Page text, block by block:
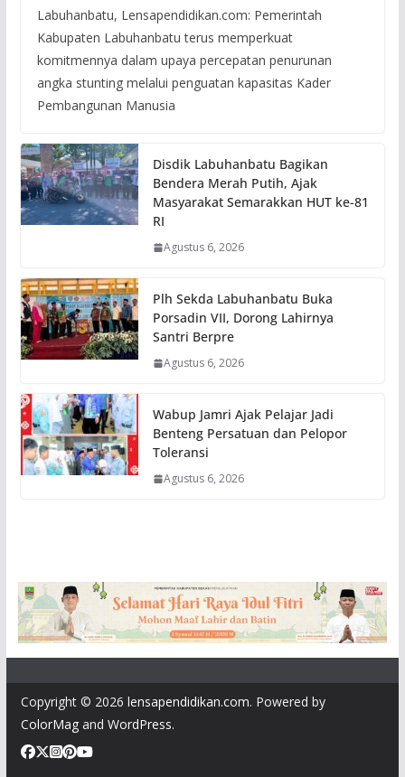
Labuhanbatu, Lensapendidikan.com: Pemerintah
Kabupaten Labuhanbatu terus memperkuat
komitmennya dalam upaya percepatan penurunan
angka stunting melalui penguatan kapasitas Kader
Pembangunan Manusia
Disdik Labuhanbatu Bagikan
Bendera Merah Putih, Ajak
Masyarakat Semarakkan HUT ke-81
RI
Agustus 6, 2026
Plh Sekda Labuhanbatu Buka
Porsadin VII, Dorong Lahirnya
Santri Berpre
Agustus 6, 2026
Wabup Jamri Ajak Pelajar Jadi
Benteng Persatuan dan Pelopor
Toleransi
Agustus 6, 2026
Copyright © 2026 lensapendidikan.com. Powered by
ColorMagand WordPress.